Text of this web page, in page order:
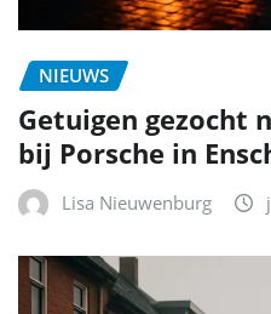
NIEUWS
Getuigen gezocht
bij Porsche in
Lisa Nieuwenburg